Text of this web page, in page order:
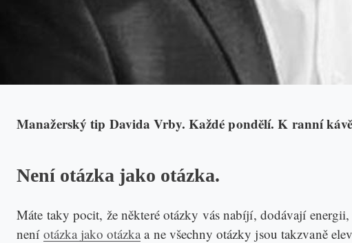
Manažerský tip Davida Vrby. Každé pondělí. K ranní
Není otázka jako otázka.
Máte taky pocit, že některé otázky vás nabíjí, dodávají
není otázka jako otázkaa ne všechny otázky jsou takzvaně